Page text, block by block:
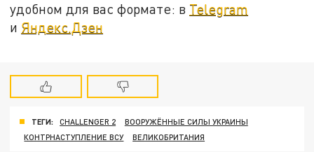
удобном для вас формате: в Telegram
и Яндекс.Дзен
ТЕГИ: CHALLENGER 2
ВООРУЖЁННЫЕ СИЛЫ УКРАИНЫ
КОНТРНАСТУПЛЕНИЕ ВСУ
ВЕЛИКОБРИТАНИЯ